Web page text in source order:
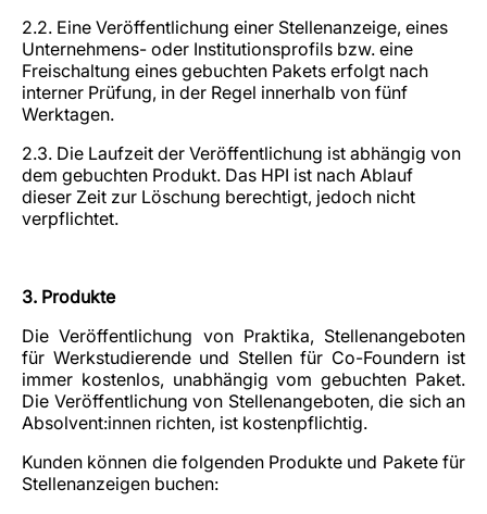
2.2. Eine Veröffentlichung einer Stellenanzeige, eines
Unternehmens- oder Institutionsprofils bzw. eine
Freischaltung eines gebuchten Pakets erfolgt nach
interner Prüfung, in der Regel innerhalb von fünf
Werktagen.
2.3. Die Laufzeit der Veröffentlichung ist abhängig von
dem gebuchten Produkt. Das HPI ist nach Ablauf
dieser Zeit zur Löschung berechtigt, jedoch nicht
verpflichtet.
3. Produkte
Die Veröffentlichung von Praktika, Stellenangeboten
für Werkstudierende und Stellen für Co-Foundern ist
immer kostenlos, unabhängig vom gebuchten Paket.
Die Veröffentlichung von Stellenangeboten, die sich an
Absolvent:innen richten, ist kostenpflichtig.
Kunden können die folgenden Produkte und Pakete für
Stellenanzeigen buchen: